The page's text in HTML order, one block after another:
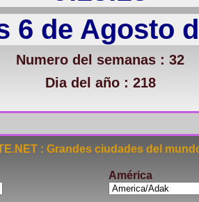
6 de Agosto
Numero del semanas : 32
Dia del año : 218
: Grandes ciudades del
América